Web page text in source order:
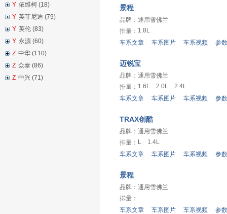
Y 依维柯 (18)
Y 英菲尼迪 (79)
Y 英伦 (83)
Y 永源 (60)
Z 中华 (110)
Z 众泰 (86)
Z 中兴 (71)
景程
品牌： 通用雪佛兰
排量： 1.8L
车系文章
车系图片 车系视频 参
迈锐宝
品牌： 通用雪佛兰
排量： 1.6L 2.0L
2.4L
车系文章
车系图片 车系视频 参
TRAX创酷
品牌： 通用雪佛兰
排量： L
1.4L
车系文章
车系图片 车系视频 参
景程
品牌： 通用雪佛兰
排量：
车系文章
车系图片 车系视频 参